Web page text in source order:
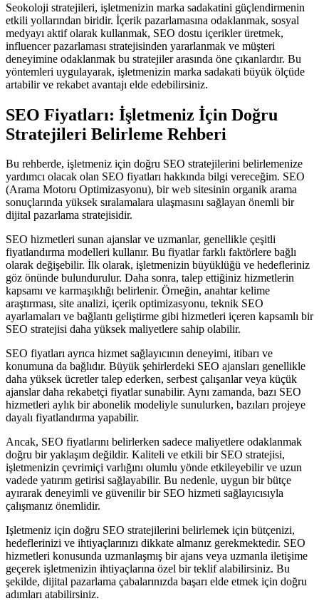
Seokoloji stratejileri, işletmenizin marka sadakatini güçlendirmenin
etkili yollarından biridir. İçerik pazarlamasına odaklanmak, sosyal
medyayı aktif olarak kullanmak, SEO dostu içerikler üretmek,
influencer pazarlaması stratejisinden yararlanmak ve müşteri
deneyimine odaklanmak bu stratejiler arasında öne çıkanlardır. Bu
yöntemleri uygulayarak, işletmenizin marka sadakati büyük ölçüde
artabilir ve rekabet avantajı elde edebilirsiniz.
SEO Fiyatları: İşletmeniz İçin Doğru
Stratejileri Belirleme Rehberi
Bu rehberde, işletmeniz için doğru SEO stratejilerini belirlemenize
yardımcı olacak olan SEO fiyatları hakkında bilgi vereceğim. SEO
(Arama Motoru Optimizasyonu), bir web sitesinin organik arama
sonuçlarında yüksek sıralamalara ulaşmasını sağlayan önemli bir
dijital pazarlama stratejisidir.
SEO hizmetleri sunan ajanslar ve uzmanlar, genellikle çeşitli
fiyatlandırma modelleri kullanır. Bu fiyatlar farklı faktörlere bağlı
olarak değişebilir. İlk olarak, işletmenizin büyüklüğü ve hedefleriniz
göz önünde bulundurulur. Daha sonra, talep ettiğiniz hizmetlerin
kapsamı ve karmaşıklığı belirlenir. Örneğin, anahtar kelime
araştırması, site analizi, içerik optimizasyonu, teknik SEO
ayarlamaları ve bağlantı geliştirme gibi hizmetleri içeren kapsamlı bir
SEO stratejisi daha yüksek maliyetlere sahip olabilir.
SEO fiyatları ayrıca hizmet sağlayıcının deneyimi, itibarı ve
konumuna da bağlıdır. Büyük şehirlerdeki SEO ajansları genellikle
daha yüksek ücretler talep ederken, serbest çalışanlar veya küçük
ajanslar daha rekabetçi fiyatlar sunabilir. Aynı zamanda, bazı SEO
hizmetleri aylık bir abonelik modeliyle sunulurken, bazıları projeye
dayalı fiyatlandırma yapabilir.
Ancak, SEO fiyatlarını belirlerken sadece maliyetlere odaklanmak
doğru bir yaklaşım değildir. Kaliteli ve etkili bir SEO stratejisi,
işletmenizin çevrimiçi varlığını olumlu yönde etkileyebilir ve uzun
vadede yatırım getirisi sağlayabilir. Bu nedenle, uygun bir bütçe
ayırarak deneyimli ve güvenilir bir SEO hizmeti sağlayıcısıyla
çalışmanız önemlidir.
Işletmeniz için doğru SEO stratejilerini belirlemek için bütçenizi,
hedeflerinizi ve ihtiyaçlarınızı dikkate almanız gerekmektedir. SEO
hizmetleri konusunda uzmanlaşmış bir ajans veya uzmanla iletişime
geçerek işletmenizin ihtiyaçlarına özel bir teklif alabilirsiniz. Bu
şekilde, dijital pazarlama çabalarınızda başarı elde etmek için doğru
adımları atabilirsiniz.